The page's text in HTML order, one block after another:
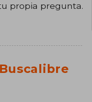
propia pregunta.